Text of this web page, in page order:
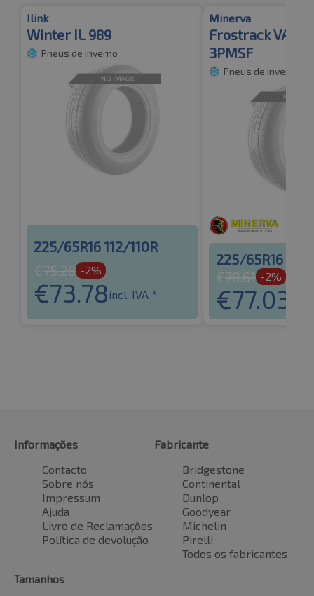
Ilink
Winter IL 989
Pneus de inverno
225/65R16 112/110R
€75.28 -2%
€73.78 incl. IVA *
Minerva
Frostrack VAN
3PMSF
Pneus de inverno
225/65R16 112R
€78.61 -2%
€77.03
Informações
Contacto
Sobre nós
Impressum
Ajuda
Livro de Reclamações
Política de devolução
Fabricante
Bridgestone
Continental
Dunlop
Goodyear
Michelin
Pirelli
Todos os fabricantes
Tamanhos